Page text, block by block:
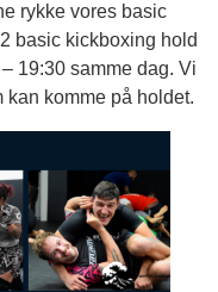
rykke vores basic
basic kickboxing hold
19:30 samme dag. Vi
kan komme på holdet.